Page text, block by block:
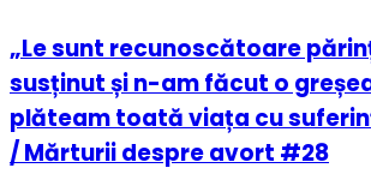
„Le sunt recunoscătoare
susținut și n-am făcut o
plăteam toată viața cu
/ Mărturii despre avort #28